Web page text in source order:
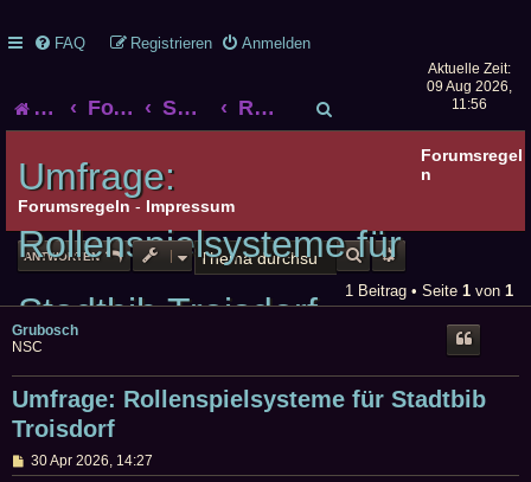
FAQ Anmelden
Registrieren
Startseite
Foren-Übersicht Smalltalk Rollenspiel-Smalltalk
h
e
Aktuelle Zeit:
09 Aug 2026,
11:56
Umfrage:
Rollenspielsysteme für
Stadtbib Troisdorf
Forumsregel
n
Forumsregeln - Impressum
ANTWORTEN SUCHE
1 Beitrag • Seite 1 von 1
Grubosch
NSC
Umfrage: Rollenspielsysteme für Stadtbib
Troisdorf
B
e
30 Apr 2026, 14:27